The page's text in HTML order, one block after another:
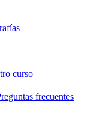
curso
frecuentes